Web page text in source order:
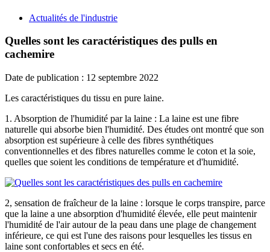
Actualités de l'industrie
Quelles sont les caractéristiques des pulls en
cachemire
Date de publication : 12 septembre 2022
Les caractéristiques du tissu en pure laine.
1. Absorption de l'humidité par la laine : La laine est une fibre
naturelle qui absorbe bien l'humidité. Des études ont montré que son
absorption est supérieure à celle des fibres synthétiques
conventionnelles et des fibres naturelles comme le coton et la soie,
quelles que soient les conditions de température et d'humidité.
2, sensation de fraîcheur de la laine : lorsque le corps transpire, parce
que la laine a une absorption d'humidité élevée, elle peut maintenir
l'humidité de l'air autour de la peau dans une plage de changement
inférieure, ce qui est l'une des raisons pour lesquelles les tissus en
laine sont confortables et secs en été.